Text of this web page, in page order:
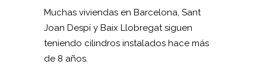
Muchas viviendas en Barcelona, Sant
Joan Despí y Baix Llobregat siguen
teniendo cilindros instalados hace más
de 8 años.